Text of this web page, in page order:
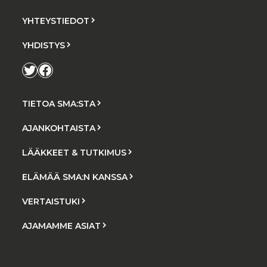
YHTEYSTIEDOT
YHDISTYS
TwitterFacebook
TIETOA SMA:STA
AJANKOHTAISTA
LÄÄKKEET & TUTKIMUS
ELÄMÄÄ SMA:N KANSSA
VERTAISTUKI
AJAMAMME ASIAT